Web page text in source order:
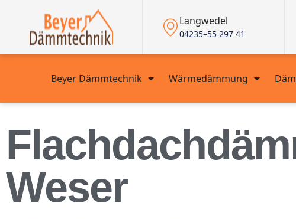
Langwedel
04235–55 297 41
Beyer Dämmtechnik Wärmedämmung
Weser